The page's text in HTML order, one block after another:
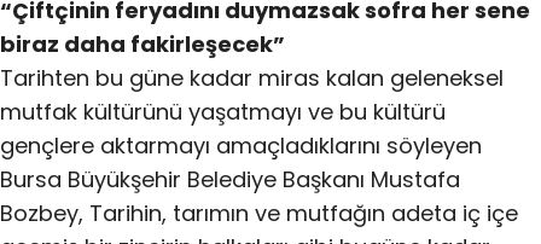
“Çiftçinin feryadını duymazsak sofra her sene
biraz daha fakirleşecek”
Tarihten bu güne kadar miras kalan geleneksel
mutfak kültürünü yaşatmayı ve bu kültürü
gençlere aktarmayı amaçladıklarını söyleyen
Bursa Büyükşehir Belediye Başkanı Mustafa
Bozbey, Tarihin, tarımın ve mutfağın adeta iç içe